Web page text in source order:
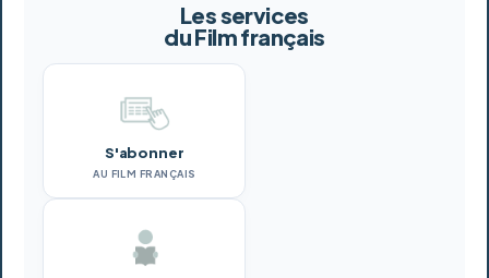
Les services
du Film français
S'abonner
AU FILM FRANÇAIS